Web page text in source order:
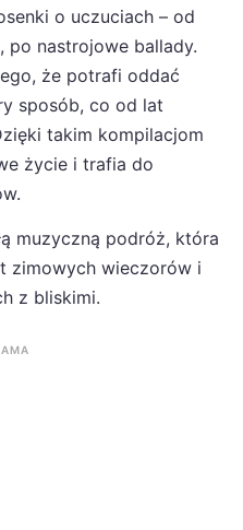
o uczuciach – od
po nastrojowe ballady.
że potrafi oddać
sposób, co od lat
takim kompilacjom
życie i trafia do
muzyczną podróż, która
zimowych wieczorów i
z bliskimi.